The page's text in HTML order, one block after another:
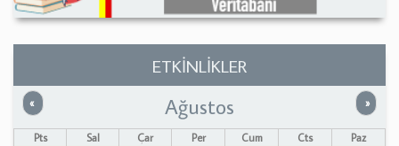
ETKİNLİKLER
« Önceki »
Ağustos
Pts Sal Çar Per Cum Cts
Paz